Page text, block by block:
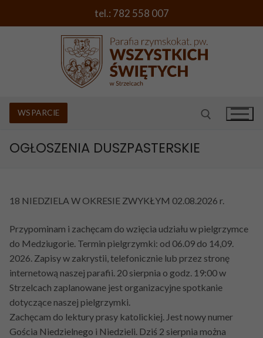
tel.: 782 558 007
WSPARCIE
Rys historyczny i kościoły
Wezwanie parafii i herb
Duszpasterz
Powołani z parafii
PORADNIK
Chrzest Święty
I Komunia Święta
Bierzmowanie
Ślub kościelny
Namaszczenie chorych
MSZE ŚWIĘTE I SPOWIEDŹ
CIEKAWE PROPOZYCJE
PRZETARGI
KONTAKT
OGŁOSZENIA DUSZPASTERSKIE
18 NIEDZIELA W OKRESIE ZWYKŁYM 02.08.2026 r.
Przypominam i zachęcam do wzięcia udziału w pielgrzymce
do Medziugorie. Termin pielgrzymki: od 06.09 do 14,09.
2026. Zapisy w zakrystii, telefonicznie lub przez stronę
internetową naszej parafii. 20 sierpnia o godz. 19:00 w
Strzelcach zaplanowane jest organizacyjne spotkanie
dotyczące naszej pielgrzymki.
Zachęcam do lektury prasy katolickiej. Jest nowy numer
Gościa Niedzielnego i Niedzieli. Dziś 2 sierpnia można